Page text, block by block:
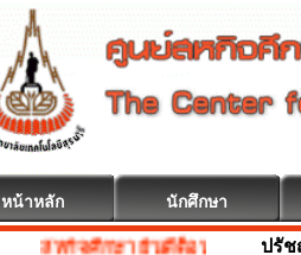
หน้าหลัก นักศึกษา
สหกิจศึกษา ยินดีต้อนรับ ปรั